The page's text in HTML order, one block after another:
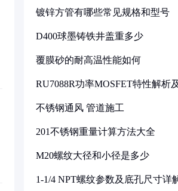
镀锌方管有哪些常见规格和型号
D400球墨铸铁井盖重多少
覆膜砂的耐高温性能如何
RU7088R功率MOSFET特性解析
不锈钢通风 管道施工
201不锈钢重量计算方法大全
M20螺纹大径和小径是多少
1-1/4 NPT螺纹参数及底孔尺寸详